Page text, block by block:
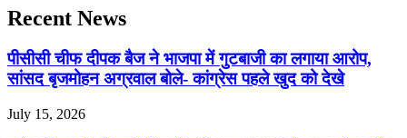
Recent News
पीसीसी चीफ दीपक बैज ने भाजपा में गुटबाजी का लगाया आरोप,
सांसद बृजमोहन अग्रवाल बोले- कांग्रेस पहले खुद को देखे
July 15, 2026